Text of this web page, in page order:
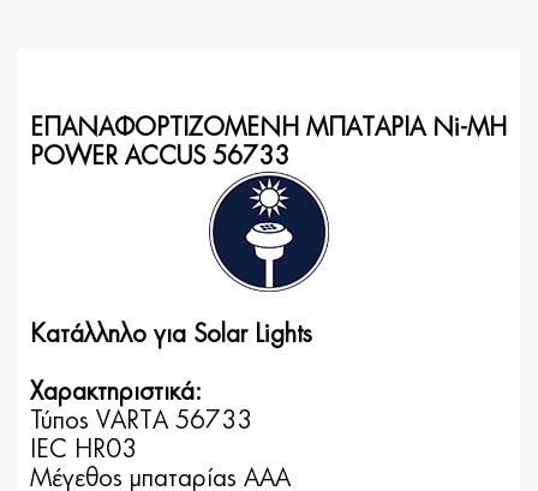
ΕΠΑΝΑΦΟΡΤΙΖΟΜΕΝΗ MΠΑΤΑΡΙΑ Ni-MH
POWER ACCUS 56733
Κατάλληλο για Solar Lights
Χαρακτηριστικά:
Τύπος VARTA 56733
IEC HR03
Μέγεθος μπαταρίας AAA